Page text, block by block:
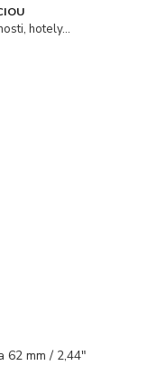
hotely...
62 mm / 2,44″